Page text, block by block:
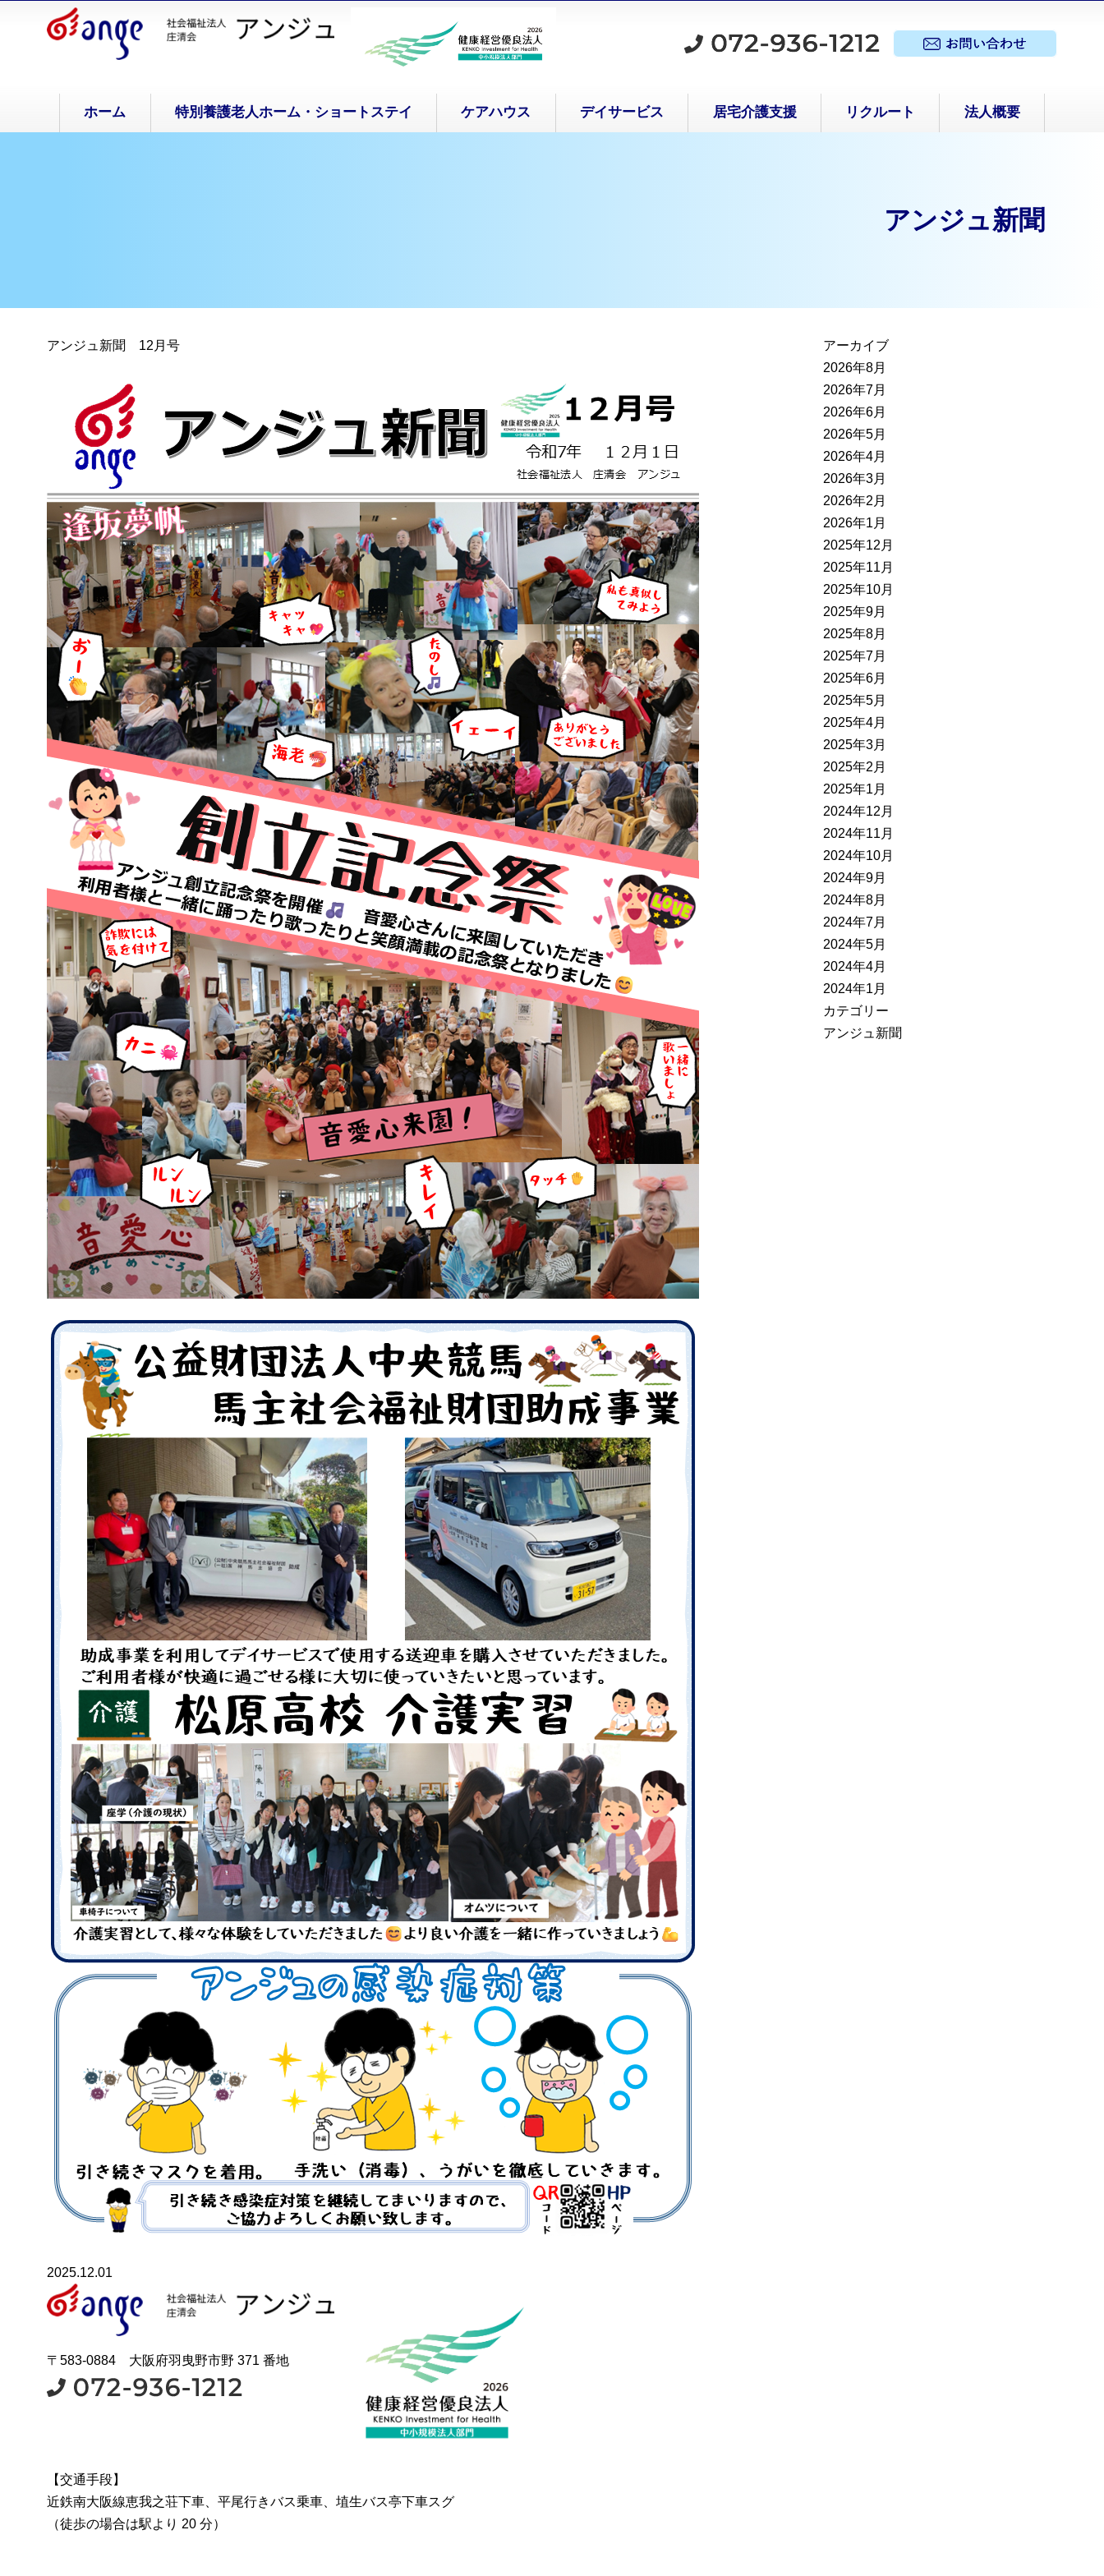
ホーム 特別養護老人ホーム・ショートステイ ケアハウス デイサービス 居宅介護支援 リクルート 法人概要
アンジュ新聞
アンジュ新聞 12月号
2025.12.01
アーカイブ
2026年8月
2026年7月
2026年6月
2026年5月
2026年4月
2026年3月
2026年2月
2026年1月
2025年12月
2025年11月
2025年10月
2025年9月
2025年8月
2025年7月
2025年6月
2025年5月
2025年4月
2025年3月
2025年2月
2025年1月
2024年12月
2024年11月
2024年10月
2024年9月
2024年8月
2024年7月
2024年5月
2024年4月
2024年1月
カテゴリー
アンジュ新聞
〒583-0884 大阪府羽曳野市野 371 番地
【交通手段】
近鉄南大阪線恵我之荘下車、平尾行きバス乗車、埴生バス亭下車スグ
（徒歩の場合は駅より 20 分）